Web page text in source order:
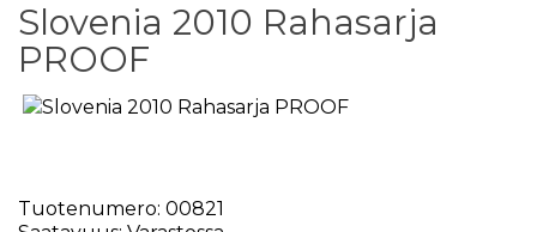
Slovenia 2010 Rahasarja
PROOF
Tuotenumero: 00821